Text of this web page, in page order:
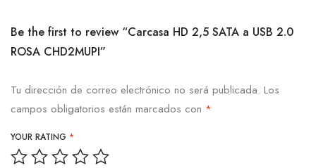
Be the first to review “Carcasa HD 2,5 SATA a USB 2.0
ROSA CHD2MUPI”
Tu dirección de correo electrónico no será publicada. Los
campos obligatorios están marcados con *
YOUR RATING *